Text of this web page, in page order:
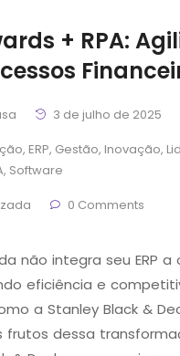
+ RPA:
3 de julho de 2025
, ERP, Gestão, Inovação,
, Software
0 Comments
não integra seu ERP
eficiência e
a Stanley Black &
frutos dessa